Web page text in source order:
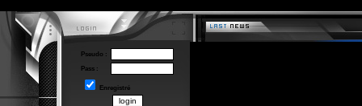
Pseudo :
Pass :
Enregistré